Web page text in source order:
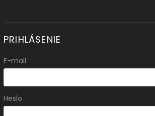
PRIHLÁSENIE
E-mail
Heslo